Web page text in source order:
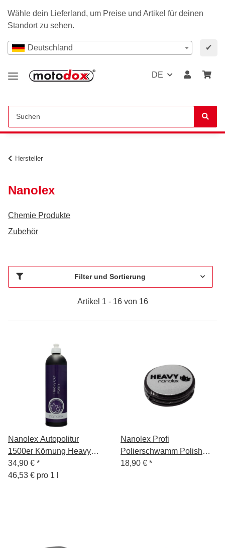
Wähle dein Lieferland, um Preise und Artikel für deinen
Standort zu sehen.
Deutschland ✔
DE
Hersteller
Nanolex
Chemie Produkte
Zubehör
Filter und Sortierung
Artikel 1 - 16 von 16
Nanolex Autopolitur
1500er Körnung Heavy
Cut Polish 750ml
34,90 € *
46,53 € pro 1 l
Nanolex Profi
Polierschwamm Polish
Pad, 145x13x125 mm,
18,90 € *